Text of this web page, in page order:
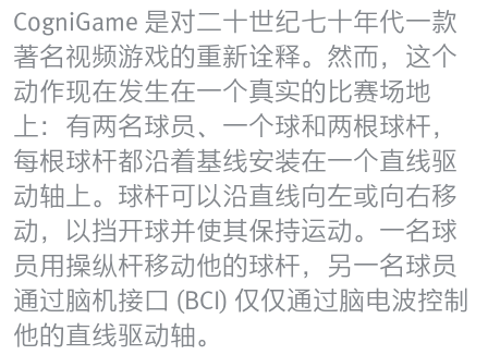
CogniGame 是对二十世纪七十年代一款
著名视频游戏的重新诠释。然而，这个
动作现在发生在一个真实的比赛场地
上：有两名球员、一个球和两根球杆，
每根球杆都沿着基线安装在一个直线驱
动轴上。球杆可以沿直线向左或向右移
动，以挡开球并使其保持运动。一名球
员用操纵杆移动他的球杆，另一名球员
通过脑机接口 (BCI) 仅仅通过脑电波控制
他的直线驱动轴。